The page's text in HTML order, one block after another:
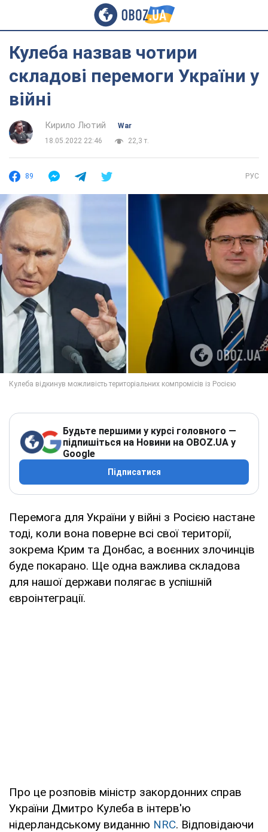
Кулеба назвав чотири
складові перемоги України у
війні
Кирило Лютий
War
18.05.2022 22:46
22,3 т.
89 РУС
Будьте першими у курсі головного —
підпишіться на Новини на OBOZ.UA у
Google
Підписатися
Перемога для України у війні з Росією настане
тоді, коли вона поверне всі свої території,
зокрема Крим та Донбас, а воєнних злочинців
буде покарано. Ще одна важлива складова
для нашої держави полягає в успішній
євроінтеграції.
Про це розповів міністр закордонних справ
України Дмитро Кулеба в інтерв'ю
нідерландському виданню NRC. Відповідаючи